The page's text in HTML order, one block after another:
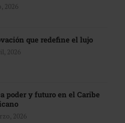
2026
que redefine el lujo
2026
poder y futuro en el Caribe
2026